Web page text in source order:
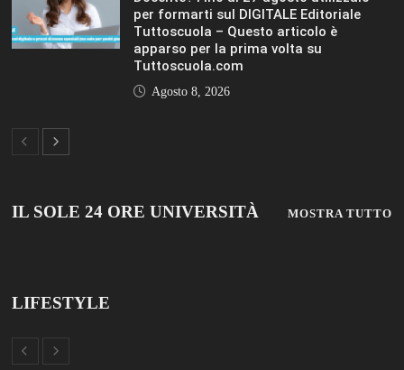
per formarti sul DIGITALE Editoriale
Tuttoscuola – Questo articolo è
apparso per la prima volta su
Tuttoscuola.com
Agosto 8, 2026
IL SOLE 24 ORE UNIVERSITÀ MOSTRA TUTTO
LIFESTYLE